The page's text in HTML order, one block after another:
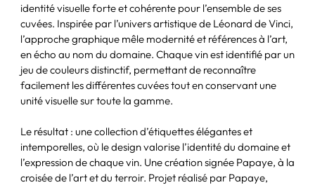
identité visuelle forte et cohérente pour l’ensemble de ses
cuvées. Inspirée par l’univers artistique de Léonard de Vinci,
l’approche graphique mêle modernité et références à l’art,
en écho au nom du domaine. Chaque vin est identifié par un
jeu de couleurs distinctif, permettant de reconnaître
facilement les différentes cuvées tout en conservant une
unité visuelle sur toute la gamme.
Le résultat : une collection d’étiquettes élégantes et
intemporelles, où le design valorise l’identité du domaine et
l’expression de chaque vin. Une création signée Papaye, à la
croisée de l’art et du terroir. Projet réalisé par Papaye,